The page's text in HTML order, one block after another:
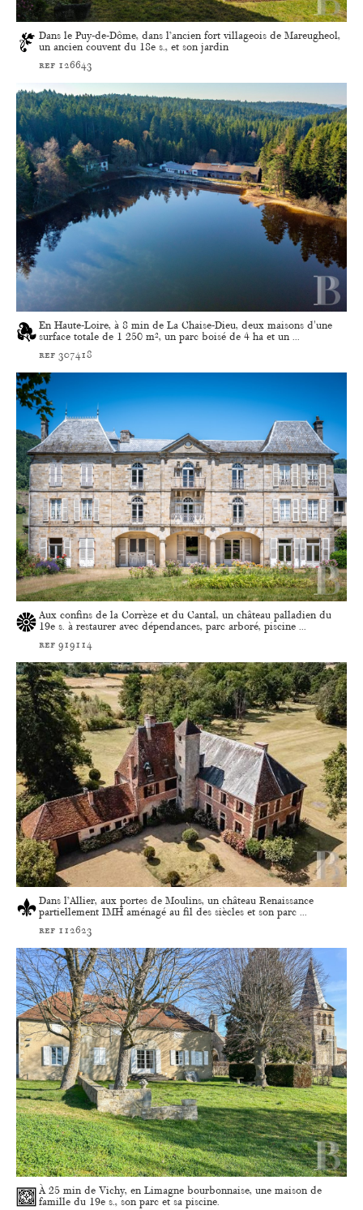
Dans le Puy-de-Dôme, dans l’ancien fort villageois de Mareugheol,
un ancien couvent du 18e s., et son jardin
ref 126643
En Haute-Loire, à 8 min de La Chaise-Dieu, deux maisons d'une
surface totale de 1 250 m², un parc boisé de 4 ha et un ...
ref 307418
Aux confins de la Corrèze et du Cantal, un château palladien du
19e s. à restaurer avec dépendances, parc arboré, piscine ...
ref 919114
Dans l’Allier, aux portes de Moulins, un château Renaissance
partiellement IMH aménagé au fil des siècles et son parc ...
ref 112623
À 25 min de Vichy, en Limagne bourbonnaise, une maison de
famille du 19e s., son parc et sa piscine.